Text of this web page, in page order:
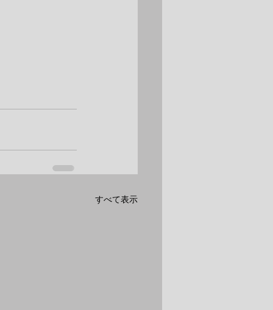
すべて表示